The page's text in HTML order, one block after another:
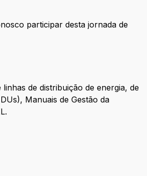
participar desta jornada de
de distribuição de energia, de
Manuais de Gestão da